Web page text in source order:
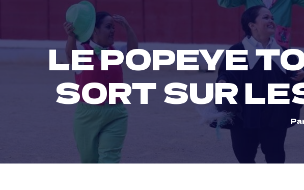
LE POPEYE
SORT SUR